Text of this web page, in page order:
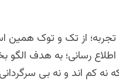
تجربه؛ از تک و توک همین
رسانی؛ به هدف
که نه کم اند و نه بی